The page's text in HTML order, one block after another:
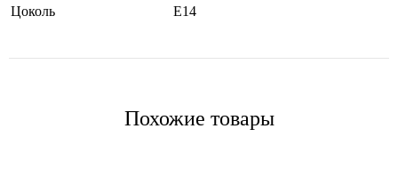
Цоколь
E14
Похожие товары